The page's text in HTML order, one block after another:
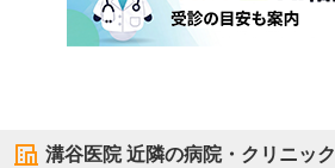
溝谷医院近隣の病院・クリニック